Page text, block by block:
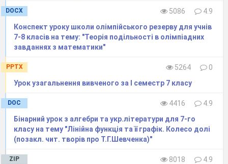
DOCX 5086
4.9
Конспект уроку школи олімпійського резерву для учнів
7-8 класів на тему: "Теорія подільності в олімпіадних
завданнях з математики"
PPTX 5264
0
Урок узагальнення вивченого за І семестр 7 класу
DOC 4416
4.9
Бінарний урок з алгебри та укр.літератури для 7-го
класу на тему "Лінійна функція та її графік. Колесо долі
(позакл. чит. творів про Т.Г.Шевченка)"
ZIP 8018
4.9